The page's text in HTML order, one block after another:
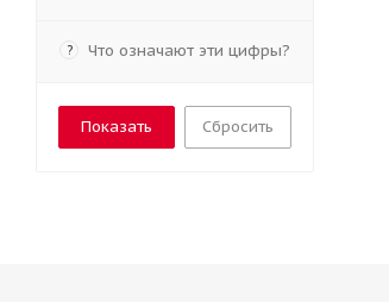
? Что означают эти цифры?
Сбросить